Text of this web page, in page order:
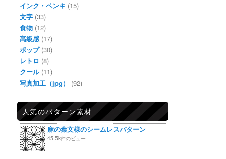
インク・ペンキ (15)
文字 (33)
食物 (12)
高級感 (17)
ポップ(30)
レトロ (8)
クール(11)
写真加工（jpg）
(92)
人気のパターン素材
麻の葉文様のシームレスパターン
45.5k件のビュー